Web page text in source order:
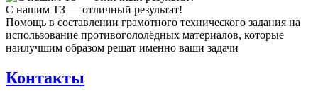
С нашим ТЗ — отличный результат!
Помощь в составлении грамотного технического задания на
использование противогололёдных материалов, которые
наилучшим образом решат именно ваши задачи
Контакты